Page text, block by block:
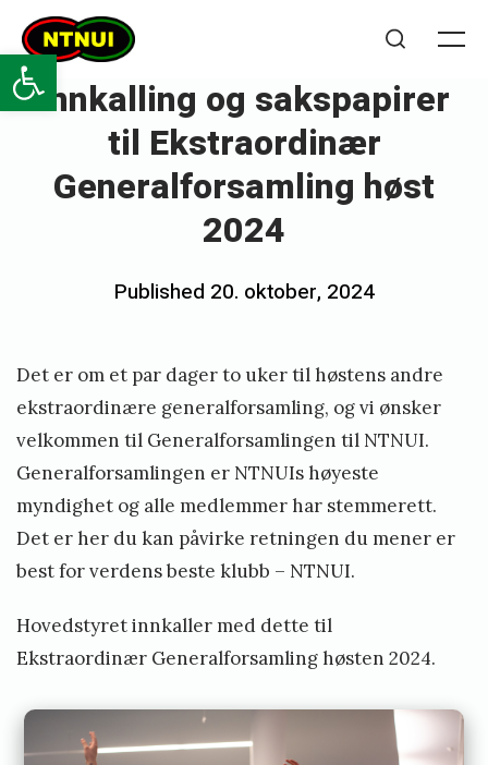
Open toolbar
Skip
content
NTNUI
Innkalling og sakspapirer
til Ekstraordinær
Generalforsamling høst
2024
Posted
Published 20. oktober, 2024b
r
o
n
j
a
p
a
Det er om et par dager to uker til høstens andre
ekstraordinære generalforsamling, og vi ønsker
velkommen til Generalforsamlingen til NTNUI.
Generalforsamlingen er NTNUIs høyeste
myndighet og alle medlemmer har stemmerett.
Det er her du kan påvirke retningen du mener er
best for verdens beste klubb – NTNUI.
Hovedstyret innkaller med dette til
Ekstraordinær Generalforsamling høsten 2024.